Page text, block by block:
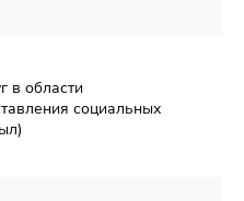
в области
социальных